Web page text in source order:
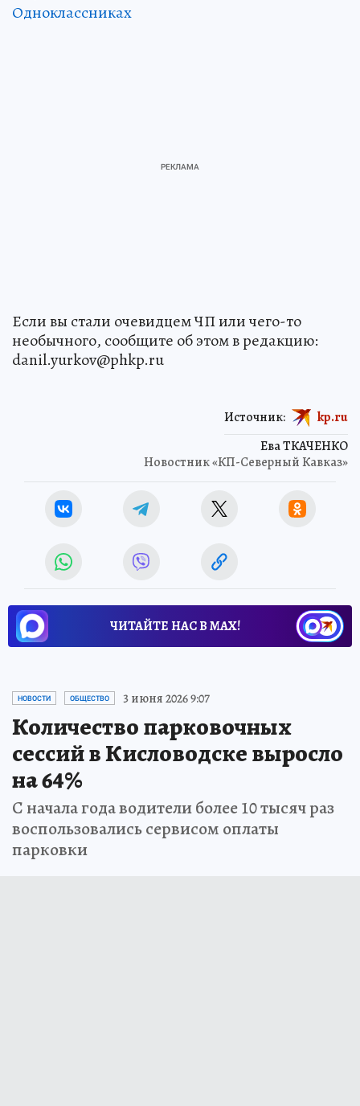
Одноклассниках
Если вы стали очевидцем ЧП или чего-то
необычного, сообщите об этом в редакцию:
danil.yurkov@phkp.ru
Ева ТКАЧЕНКО
Новостник «КП-Северный Кавказ»
Источник: kp.ru
ЧИТАЙТЕ НАС В МАХ!
НОВОСТИ ОБЩЕСТВО 3 июня 2026 9:07
Количество парковочных
сессий в Кисловодске выросло
на 64%
С начала года водители более 10 тысяч раз
воспользовались сервисом оплаты
парковки